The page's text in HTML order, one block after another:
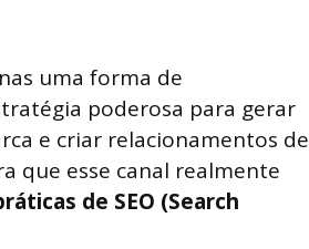
uma forma de
poderosa para gerar
e criar relacionamentos de
que esse canal realmente
de SEO (Search